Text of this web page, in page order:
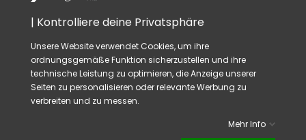
| Kontrolliere deine Privatsphäre
Unsere Website verwendet Cookies, um ihre
ordnungsgemäße Funktion sicherzustellen und ihre
technische Leistung zu optimieren, die Anzeige unserer
Seiten zu personalisieren oder relevante Werbung zu
verbreiten und zu messen.
Mehr Info